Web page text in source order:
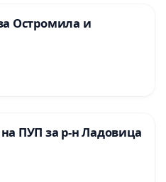
Остромила и
ПУП за р-н Ладовица